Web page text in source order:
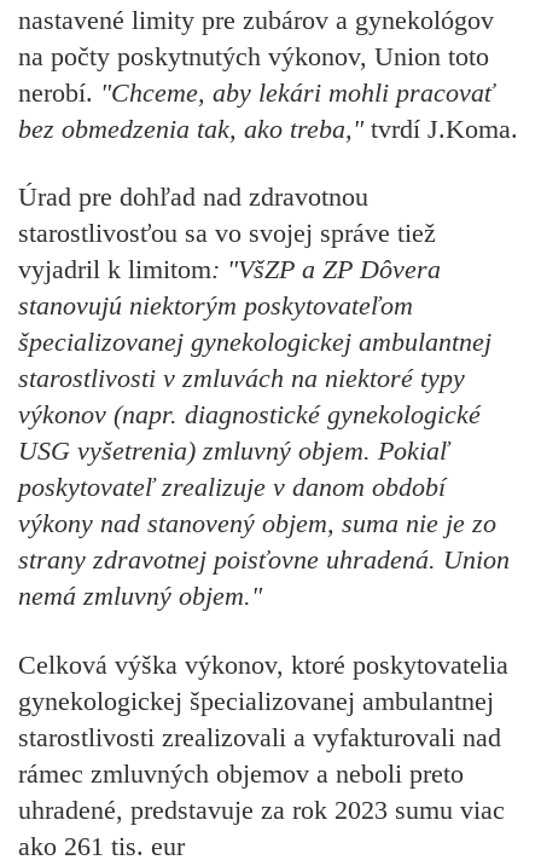
nastavené limity pre zubárov a gynekológov
na počty poskytnutých výkonov, Union toto
nerobí. "Chceme, aby lekári mohli pracovať
bez obmedzenia tak, ako treba,"tvrdí J.Koma.
Úrad pre dohľad nad zdravotnou
starostlivosťou sa vo svojej správe tiež
vyjadril k limitom: "VšZP a ZP Dôvera
stanovujú niektorým poskytovateľom
špecializovanej gynekologickej ambulantnej
starostlivosti v zmluvách na niektoré typy
výkonov (napr. diagnostické gynekologické
USG vyšetrenia) zmluvný objem. Pokiaľ
poskytovateľ zrealizuje v danom období
výkony nad stanovený objem, suma nie je zo
strany zdravotnej poisťovne uhradená. Union
nemá zmluvný objem."
Celková výška výkonov, ktoré poskytovatelia
gynekologickej špecializovanej ambulantnej
starostlivosti zrealizovali a vyfakturovali nad
rámec zmluvných objemov a neboli preto
uhradené, predstavuje za rok 2023 sumu viac
ako 261 tis. eur